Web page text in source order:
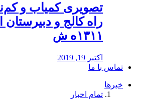
️تصویری کمیاب و
راه كالج و دبيرستان
۱۳۱۱ه ش
اکتبر 19, 2019
تماس با ما
خبرها
تمام اخبار